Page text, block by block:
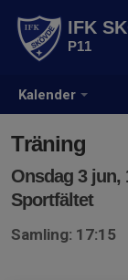
Kalender
IFK
P11
Träning
Onsdag 3 jun,
Sportfältet
Samling: 17:15